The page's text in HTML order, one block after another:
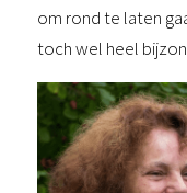
om rond te laten
toch wel heel